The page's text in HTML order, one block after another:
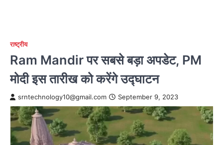
राष्ट्रीय
Ram Mandir पर सबसे बड़ा अपडेट, PM
मोदी इस तारीख को करेंगे उद्घाटन
srntechnology10@gmail.com September 9, 2023